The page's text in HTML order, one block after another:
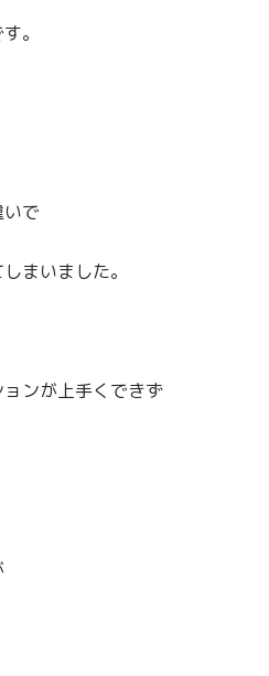
。
で
まいました。
ンが上手くできず